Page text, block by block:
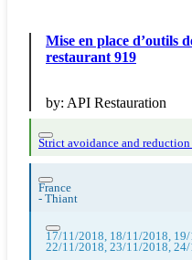
Mise en place d’outils
restaurant 919
by: API Restauration
Strict avoidance and reduction
France
- Thiant
17/11/2018, 18/11/2018,
22/11/2018, 23/11/2018,